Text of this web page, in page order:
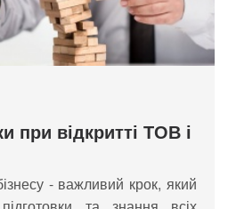
при відкритті ТОВ і
- важливий крок, який